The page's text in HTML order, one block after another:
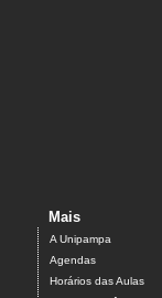
Mais
A Unipampa
Agendas
Horários das Aulas